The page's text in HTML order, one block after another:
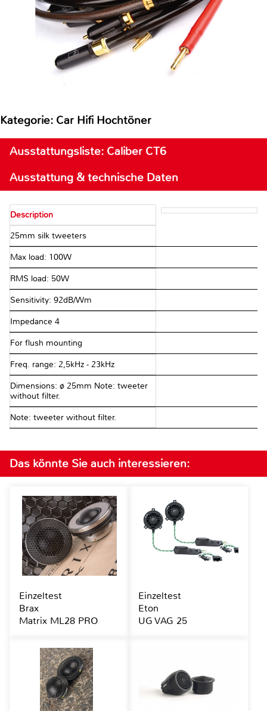
Kategorie: Car Hifi Hochtöner
Ausstattungsliste: Caliber CT6
Ausstattung & technische Daten
Description
25mm silk tweeters
Max load: 100W
RMS load: 50W
Sensitivity: 92dB/Wm
Impedance 4Ω
For flush mounting
Freq. range: 2,5kHz - 23kHz
Dimensions: ø 25mm Note: tweeter
without filter.
Note: tweeter without filter.
Das könnte Sie auch interessieren:
Einzeltest
Brax
Matrix ML28 PRO
Einzeltest
Eton
UG VAG 25